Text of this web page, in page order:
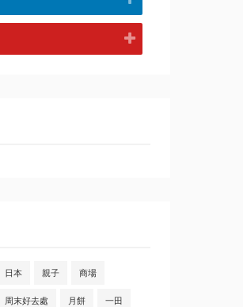
日本 親子 商場
周末好去處 月餅 一田